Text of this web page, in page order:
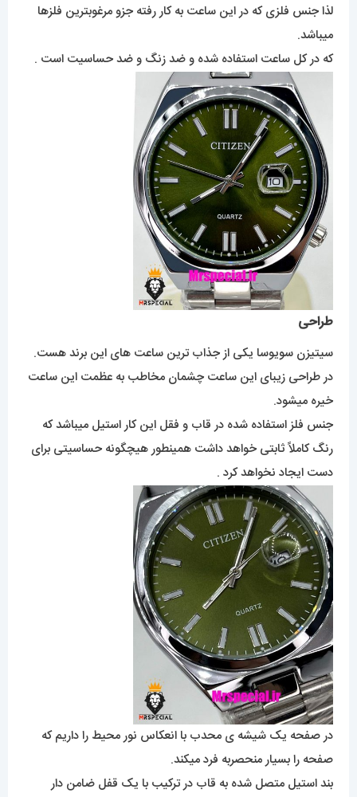
لذا جنس فلزی که در این ساعت به کار رفته جزو مرغوبترین فلزها
میباشد.
که در کل ساعت استفاده شده و ضد زنگ و ضد حساسیت است .
طراحی
سیتیزن سویوسا یکی از جذاب ترین ساعت های این برند هست.
در طراحی زیبای این ساعت چشمان مخاطب به عظمت این ساعت
خیره میشود.
جنس فلز استفاده شده در قاب و فقل این کار استیل میباشد که
رنگ کاملاً ثابتی خواهد داشت همینطور هیچگونه حساسیتی برای
دست ایجاد نخواهد کرد .
در صفحه یک شیشه ی محدب با انعکاس نور محیط را داریم که
صفحه را بسیار منحصربه فرد میکند.
بند استیل متصل شده به قاب در ترکیب با یک قفل ضامن دار